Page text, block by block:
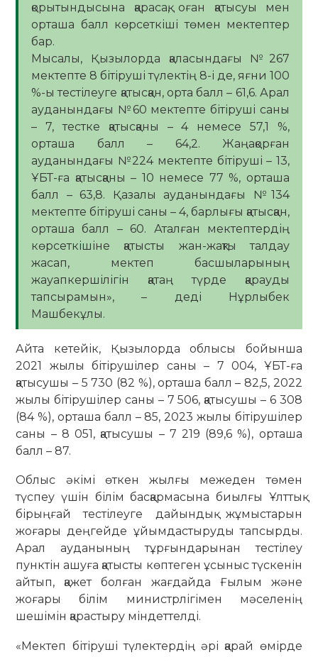
қорытындысына қарасақ, оған қатысуы мен
орташа балл көрсеткіші төмен мектептер
бар.
Мысалы, Қызылорда қаласындағы №267
мектепте 8 бітіруші түлектің 8-і де, яғни 100
%-ы тестілеуге қатысқан, орта балл – 61,6. Арал
ауданындағы №60 мектепте бітіруші саны
– 7, тестке қатысқаны – 4 немесе 57,1 %,
орташа балл – 64,2. Жаңақорған
ауданындағы №224 мектепте бітіруші – 13,
ҰБТ-ға қатысқаны – 10 немесе 77 %, орташа
балл – 63,8. Қазалы ауданындағы №134
мектепте бітіруші саны – 4, барлығы қатысқан,
орташа балл – 60. Аталған мектептердің
көрсеткішіне қатысты жан-жақты талдау
жасап, мектеп басшыларының
жауапкершілігін қатаң түрде қарауды
тапсырамын», – деді Нұрлыбек
Машбекұлы.
Айта кетейік, Қызылорда облысы бойынша
2021 жылы бітірушілер саны – 7 004, ҰБТ-ға
қатысушы – 5 730 (82 %), орташа балл – 82,5, 2022
жылы бітірушілер саны – 7 506, қатысушы – 6 308
(84 %), орташа балл – 85, 2023 жылы бітірушілер
саны – 8 051, қатысушы – 7 219 (89,6 %), орташа
балл – 87.
Облыс әкімі өткен жылғы межеден төмен
түспеу үшін білім басқармасына биылғы Ұлттық
бірыңғай тестілеуге дайындық жұмыстарын
жоғары деңгейде ұйымдастыруды тапсырды.
Арал ауданының тұрғындарынан тестілеу
пунктін ашуға қатысты көптеген ұсыныс түскенін
айтып, қажет болған жағдайда Ғылым және
жоғары білім министрлігімен мәселенің
шешімін қарастыру міндеттелді.
«Мектеп бітіруші түлектердің әрі қарай өмірде